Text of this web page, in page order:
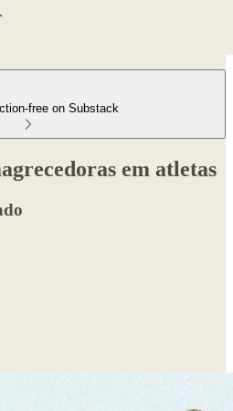
free on Substack
em atletas